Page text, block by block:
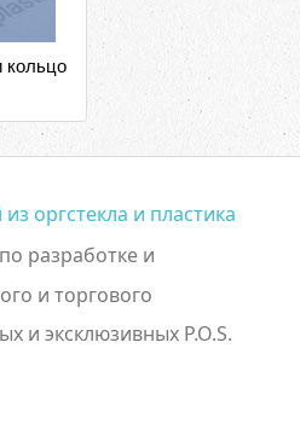
кольцо
оргстекла и пластика
разработке и
и торгового
и эксклюзивных P.O.S.